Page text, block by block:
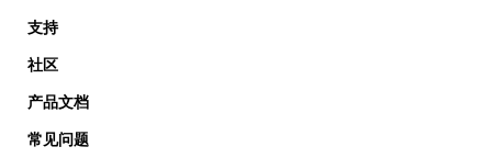
支持
社区
产品文档
常见问题